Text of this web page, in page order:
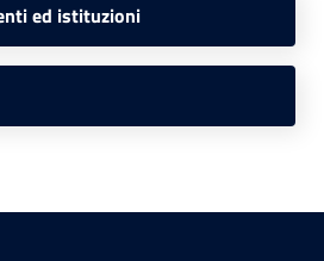
ed istituzioni